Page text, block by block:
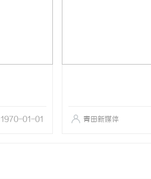
1970-01-01 青田新媒体